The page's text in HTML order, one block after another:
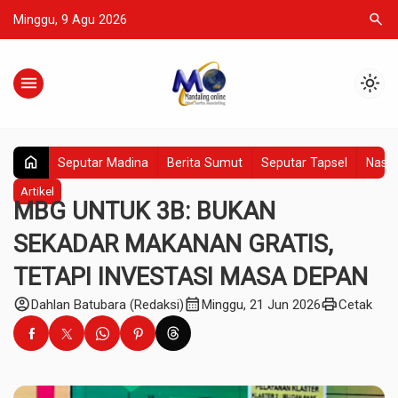
Minggu, 9 Agu 2026 search
menu light_mode
home Seputar Madina Berita Sumut Seputar Tapsel
Artikel
MBG UNTUK 3B: BUKAN
SEKADAR MAKANAN GRATIS,
TETAPI INVESTASI MASA DEPAN
account_circleDahlan Batubara (Redaksi)calendar_monthMinggu, 21 Jun 2026printCetak